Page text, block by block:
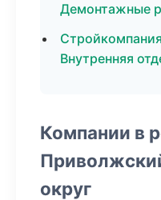
Демонтажные
Внутренняя
Компании в
округ